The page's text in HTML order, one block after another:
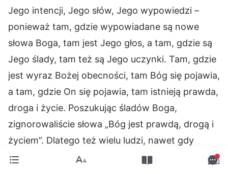
Jego intencji, Jego słów, Jego wypowiedzi –
ponieważ tam, gdzie wypowiadane są nowe
słowa Boga, tam jest Jego głos, a tam, gdzie są
Jego ślady, tam też są Jego uczynki. Tam, gdzie
jest wyraz Bożej obecności, tam Bóg się pojawia,
a tam, gdzie On się pojawia, tam istnieją prawda,
droga i życie. Poszukując śladów Boga,
zignorowaliście słowa „Bóg jest prawdą, drogą i
życiem”. Dlatego też wielu ludzi, nawet gdy
otrzymują prawdę, nie wierzy, że odnalazło ślady